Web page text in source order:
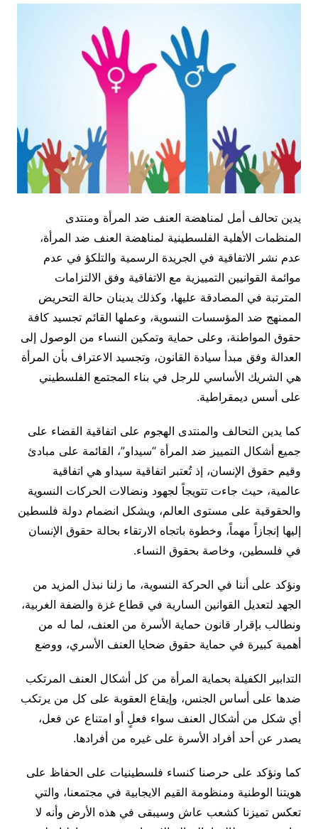
يدين تحالف أمل لمناهضة العنف ضد المرأة ومنتدى
المنظمات الأهلية الفلسطينية لمناهضة العنف ضد المرأة،
عدم نشر الاتفاقية في الجريدة الرسمية والتلكؤ في عدم
موائمة القوانيين التمييزية مع الاتفاقية وفق الالتزامات
المترتبة في المصادقة عليها، وكذلك يدينان حالة التحريض
الممنهج ضد المؤسسات النسوية، وعملها القائم تجسيد كافة
حقوق المواطنة، وعلى حماية وتمكين النساء من الوصول إلى
العدالة وفق مبدأ سيادة القانون، وتجسيد الاعتراف بأن المرأة
هي الشريك الأساسي للرجل في بناء المجتمع الفلسطيني
على أسس ديمقراطية.
كما يدين التحالف والمنتدى الهجوم على اتفاقية القضاء على
جميع أشكال التمييز ضد المرأة “سيداو”، القائمة على مبادئ
وقيم حقوق الإنسان، إذ تُعتبر اتفاقية سيداو هي اتفاقية
عالمية، حيث جاءت تتويجاً لجهود ونضالات الحركات النسوية
والحقوقية على مستوى العالم، ويشكل انضمام دولة فلسطين
إليها إنجازاً مهماً، وخطوة باتجاه الارتقاء بحالة حقوق الإنسان
في فلسطين، وخاصة بحقوق النساء.
ونؤكد على أننا في الحركة النسوية، ما زلنا نبذل المزيد من
الجهد لتعديل القوانين السارية في قطاع غزة والضفة الغربية،
ونطالب بإقرار قانون حماية الأسرة من العنف، لما له من
أهمية كبيرة في حماية حقوق ضحايا العنف الأسري، ووضع
التدابير الكفيلة بحماية المرأة من كل أشكال العنف المرتكب
ضدها على أساس الجنس، وإيقاع العقوبة على كل من يرتكب
أي شكل من أشكال العنف سواء فعلٍ أو امتناع عن فعل،
يصدر عن أحد أفراد الأسرة على غيره من أفرادها.
كما ونؤكد على حرصنا كنساء فلسطينيات على الحفاظ على
هويتنا الوطنية ومنظومة القيم الايجابية في مجتمعنا، والتي
تعكس تميزنا كشعب عاش وسيبقى في هذه الأرض وأنه لا